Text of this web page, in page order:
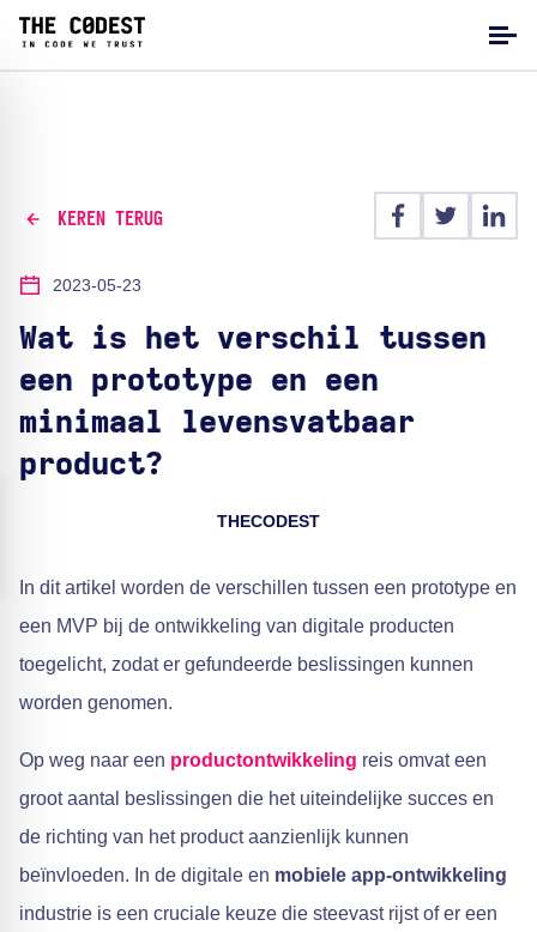
KEREN TERUG
2023-05-23
Wat is het verschil tussen
een prototype en een
minimaal levensvatbaar
product?
THECODEST
In dit artikel worden de verschillen tussen een prototype en
een MVP bij de ontwikkeling van digitale producten
toegelicht, zodat er gefundeerde beslissingen kunnen
worden genomen.
Op weg naar een productontwikkeling reis omvat een
groot aantal beslissingen die het uiteindelijke succes en
de richting van het product aanzienlijk kunnen
beïnvloeden. In de digitale en mobiele app-ontwikkeling
industrie is een cruciale keuze die steevast rijst of er een